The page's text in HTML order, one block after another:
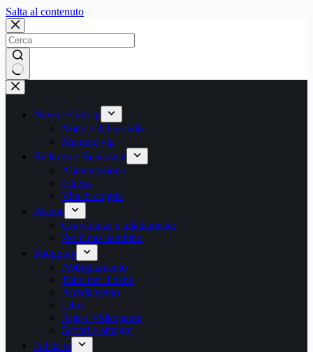
Salta al contenutoSalta
contenuto
Nessun
risultato
News e Gossip
Notizie dal mondo
Mamme vip
Bellezza e Benessere
Alimentazione
Fitness
Vita di coppia
Ricette
Gravidanza e allattamento
Per il tuo bambino
Shopping
Abbigliamento
Tutto per il bebè
Arredamento
Libri
App e Videogame
Sconti e omaggi
Fai da te